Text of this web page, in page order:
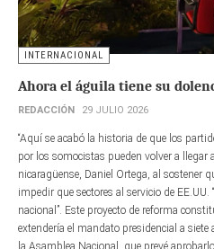
INTERNACIONAL
Ahora el águila tiene su
REDACCIÓN 29 JULIO 2026
“Aquí se acabó la historia de que los
por los somocistas pueden volver a llegar
nicaragüense, Daniel Ortega, al sostener
impedir que sectores al servicio de
nacional”. Este proyecto de reforma
extendería el mandato presidencial a siete